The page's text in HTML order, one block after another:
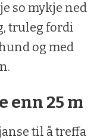
so mykje ned
truleg fordi
og med
enn 25 m
til å treffa